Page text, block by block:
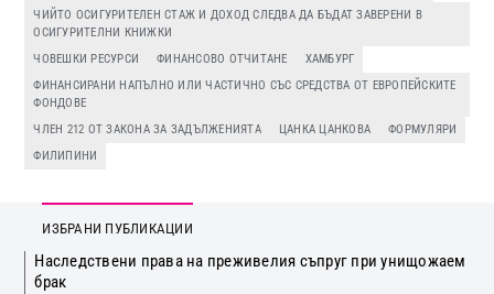
ЧИЙТО ОСИГУРИТЕЛЕН СТАЖ И ДОХОД СЛЕДВА ДА БЪДАТ ЗАВЕРЕНИ В
ОСИГУРИТЕЛНИ КНИЖКИ
ЧОВЕШКИ РЕСУРСИ
ФИНАНСОВО ОТЧИТАНЕ
ХАМБУРГ
ФИНАНСИРАНИ НАПЪЛНО ИЛИ ЧАСТИЧНО СЪС СРЕДСТВА ОТ ЕВРОПЕЙСКИТЕ
ФОНДОВЕ
ЧЛЕН 212 ОТ ЗАКОНА ЗА ЗАДЪЛЖЕНИЯТА
ЦАНКА ЦАНКОВА
ФОРМУЛЯРИ
ФИЛИПИНИ
ИЗБРАНИ ПУБЛИКАЦИИ
Наследствени права на преживелия съпруг при унищожаем
брак